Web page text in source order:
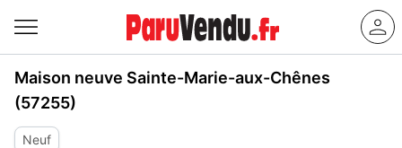
Maison neuve Sainte-Marie-aux-Chênes
(57255)
Neuf